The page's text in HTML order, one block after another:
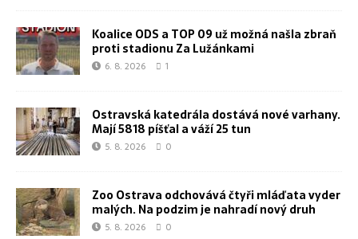
Koalice ODS a TOP 09 už možná našla zbraň
proti stadionu Za Lužánkami
6. 8. 2026 1
Ostravská katedrála dostává nové varhany.
Mají 5818 píšťal a váží 25 tun
5. 8. 2026 0
Zoo Ostrava odchovává čtyři mláďata vyder
malých. Na podzim je nahradí nový druh
5. 8. 2026 0